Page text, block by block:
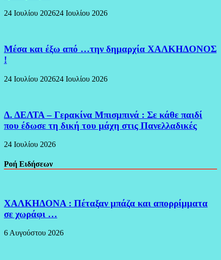
24 Ιουλίου 202624 Ιουλίου 2026
Μέσα και έξω από …την δημαρχία ΧΑΛΚΗΔΟΝΟΣ
!
24 Ιουλίου 202624 Ιουλίου 2026
Δ. ΔΕΛΤΑ – Γερακίνα Μπισμπινά : Σε κάθε παιδί
που έδωσε τη δική του μάχη στις Πανελλαδικές
24 Ιουλίου 2026
Ροή Ειδήσεων
ΧΑΛΚΗΔΟΝΑ : Πέταξαν μπάζα και απορρίμματα
σε χωράφι …
6 Αυγούστου 2026